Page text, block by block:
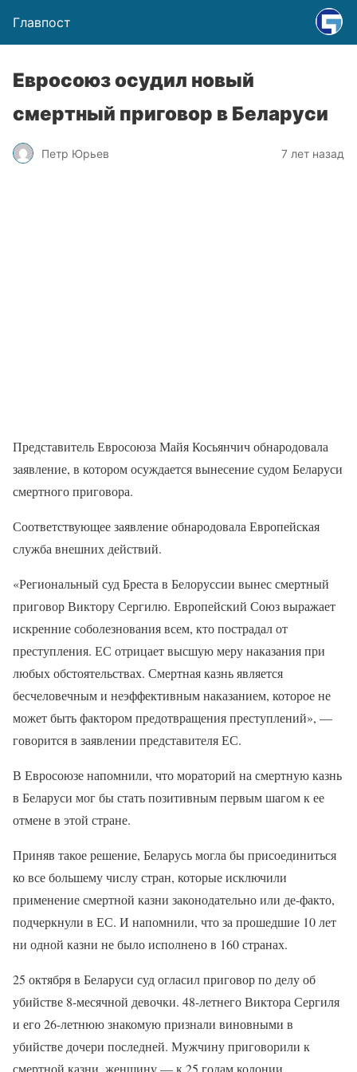
Главпост
Евросоюз осудил новый
смертный приговор в Беларуси
Петр Юрьев 7 лет назад
Представитель Евросоюза Майя Косьянчич обнародовала
заявление, в котором осуждается вынесение судом Беларуси
смертного приговора.
Соответствующее заявление обнародовала Европейская
служба внешних действий.
«Региональный суд Бреста в Белоруссии вынес смертный
приговор Виктору Сергилю. Европейский Союз выражает
искренние соболезнования всем, кто пострадал от
преступления. ЕС отрицает высшую меру наказания при
любых обстоятельствах. Смертная казнь является
бесчеловечным и неэффективным наказанием, которое не
может быть фактором предотвращения преступлений», —
говорится в заявлении представителя ЕС.
В Евросоюзе напомнили, что мораторий на смертную казнь
в Беларуси мог бы стать позитивным первым шагом к ее
отмене в этой стране.
Приняв такое решение, Беларусь могла бы присоединиться
ко все большему числу стран, которые исключили
применение смертной казни законодательно или де-факто,
подчеркнули в ЕС. И напомнили, что за прошедшие 10 лет
ни одной казни не было исполнено в 160 странах.
25 октября в Беларуси суд огласил приговор по делу об
убийстве 8-месячной девочки. 48-летнего Виктора Сергиля
и его 26-летнюю знакомую признали виновными в
убийстве дочери последней. Мужчину приговорили к
смертной казни, женщину — к 25 годам колонии.